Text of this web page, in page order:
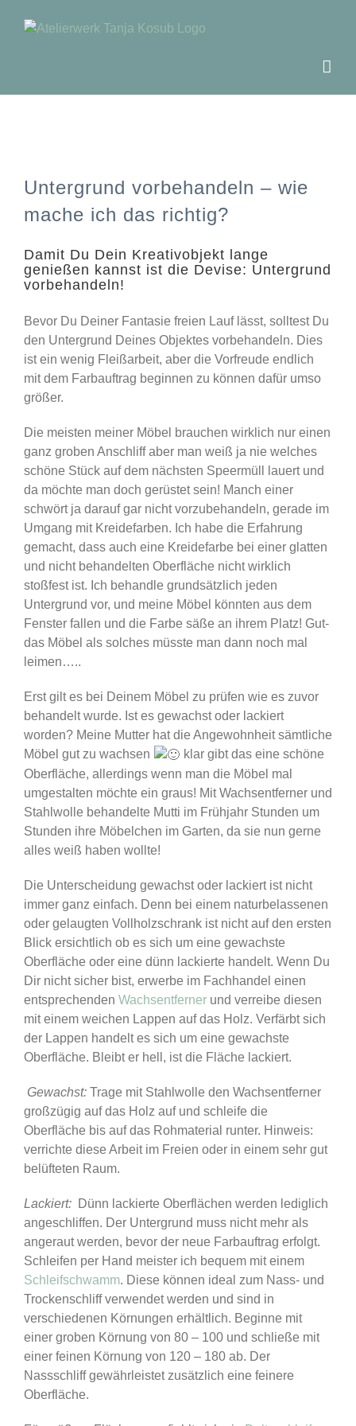
Inhalt
Untergrund vorbehandeln – wie
mache ich das richtig?
Damit Du Dein Kreativobjekt lange
genießen kannst ist die Devise: Untergrund
vorbehandeln!
Bevor Du Deiner Fantasie freien Lauf lässt, solltest Du
den Untergrund Deines Objektes vorbehandeln. Dies
ist ein wenig Fleißarbeit, aber die Vorfreude endlich
mit dem Farbauftrag beginnen zu können dafür umso
größer.
Die meisten meiner Möbel brauchen wirklich nur einen
ganz groben Anschliff aber man weiß ja nie welches
schöne Stück auf dem nächsten Speermüll lauert und
da möchte man doch gerüstet sein! Manch einer
schwört ja darauf gar nicht vorzubehandeln, gerade im
Umgang mit Kreidefarben. Ich habe die Erfahrung
gemacht, dass auch eine Kreidefarbe bei einer glatten
und nicht behandelten Oberfläche nicht wirklich
stoßfest ist. Ich behandle grundsätzlich jeden
Untergrund vor, und meine Möbel könnten aus dem
Fenster fallen und die Farbe säße an ihrem Platz! Gut-
das Möbel als solches müsste man dann noch mal
leimen…..
Erst gilt es bei Deinem Möbel zu prüfen wie es zuvor
behandelt wurde. Ist es gewachst oder lackiert
worden? Meine Mutter hat die Angewohnheit sämtliche
Möbel gut zu wachsen
klar gibt das eine schöne
Oberfläche, allerdings wenn man die Möbel mal
umgestalten möchte ein graus! Mit Wachsentferner und
Stahlwolle behandelte Mutti im Frühjahr Stunden um
Stunden ihre Möbelchen im Garten, da sie nun gerne
alles weiß haben wollte!
Die Unterscheidung gewachst oder lackiert ist nicht
immer ganz einfach. Denn bei einem naturbelassenen
oder gelaugten Vollholzschrank ist nicht auf den ersten
Blick ersichtlich ob es sich um eine gewachste
Oberfläche oder eine dünn lackierte handelt. Wenn Du
Dir nicht sicher bist, erwerbe im Fachhandel einen
entsprechenden Wachsentferner und verreibe diesen
mit einem weichen Lappen auf das Holz. Verfärbt sich
der Lappen handelt es sich um eine gewachste
Oberfläche. Bleibt er hell, ist die Fläche lackiert.
Gewachst: Trage mit Stahlwolle den Wachsentferner
großzügig auf das Holz auf und schleife die
Oberfläche bis auf das Rohmaterial runter. Hinweis:
verrichte diese Arbeit im Freien oder in einem sehr gut
belüfteten Raum.
Lackiert: Dünn lackierte Oberflächen werden lediglich
angeschliffen. Der Untergrund muss nicht mehr als
angeraut werden, bevor der neue Farbauftrag erfolgt.
Schleifen per Hand meister ich bequem mit einem
Schleifschwamm. Diese können ideal zum Nass- und
Trockenschliff verwendet werden und sind in
verschiedenen Körnungen erhältlich. Beginne mit
einer groben Körnung von 80 – 100 und schließe mit
einer feinen Körnung von 120 – 180 ab. Der
Nassschliff gewährleistet zusätzlich eine feinere
Oberfläche.